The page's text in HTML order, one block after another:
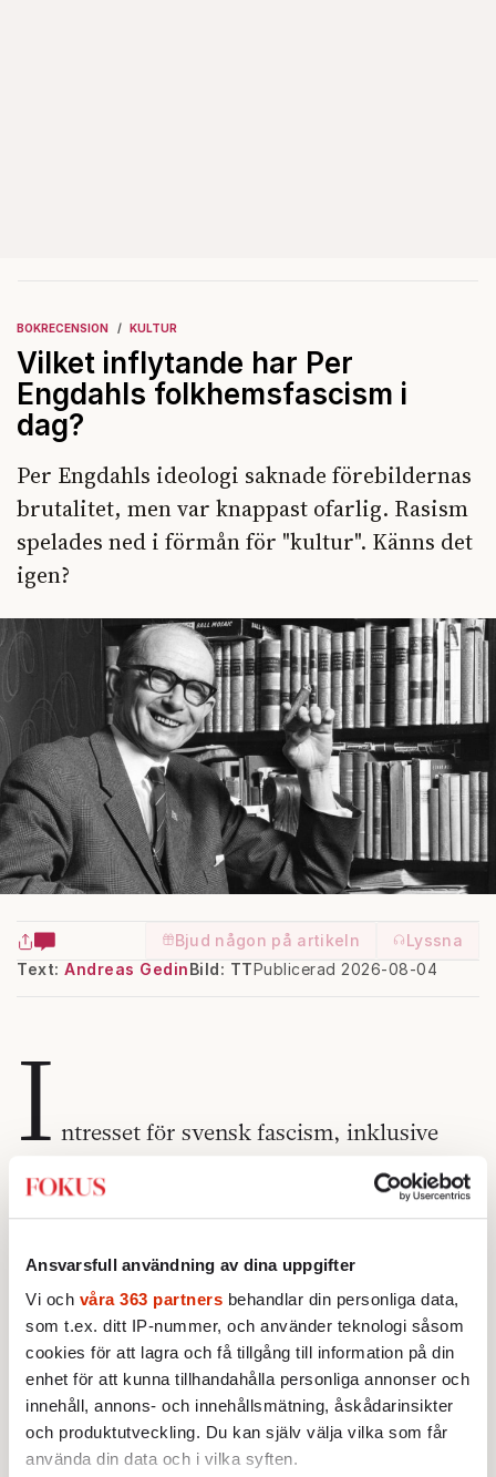
Ansvarsfull användning av dina uppgifter
Vi och våra 363 partners behandlar din personliga data,
som t.ex. ditt IP-nummer, och använder teknologi såsom
cookies för att lagra och få tillgång till information på din
enhet för att kunna tillhandahålla personliga annonser och
innehåll, annons- och innehållsmätning, åskådarinsikter
och produktutveckling. Du kan själv välja vilka som får
använda din data och i vilka syften.
BOKRECENSION KULTUR
Vilket inflytande har Per
Engdahls folkhemsfascism i
dag?
Per Engdahls ideologi saknade förebildernas
brutalitet, men var knappast ofarlig. Rasism
spelades ned i förmån för "kultur". Känns det
igen?
Bjud någon på artikeln
Lyssna
Text: Andreas Gedin Publicerad 2026-08-04
Bild: TT
I ntresset för svensk fascism, inklusive
nazism, verkar ha ökat under senare tid. Den
kan ha att göra med att Sverige inte har
lyckats göra upp med sin historia, samtidigt
som högerextremistiska och proto-fascistiska
rörelser är på frammarsch. Men också med
att efterkrigstiden först nu har tagit slut då vi
ser ut att befinna oss i ett slags
förkrigstillstånd.
Anders Sundelins biografi över Per Engdahl